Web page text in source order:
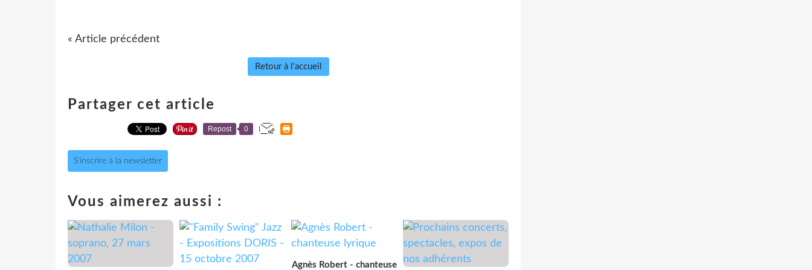
« Article précédent
Retour à l'accueil
Partager cet article
Repost 0
S'inscrire à la newsletter
Vous aimerez aussi :
Agnès Robert - chanteuse